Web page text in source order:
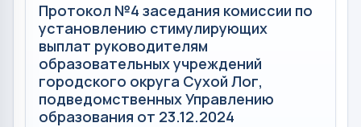
Протокол №4 заседания комиссии по
установлению стимулирующих
выплат руководителям
образовательных учреждений
городского округа Сухой Лог,
подведомственных Управлению
образования от 23.12.2024